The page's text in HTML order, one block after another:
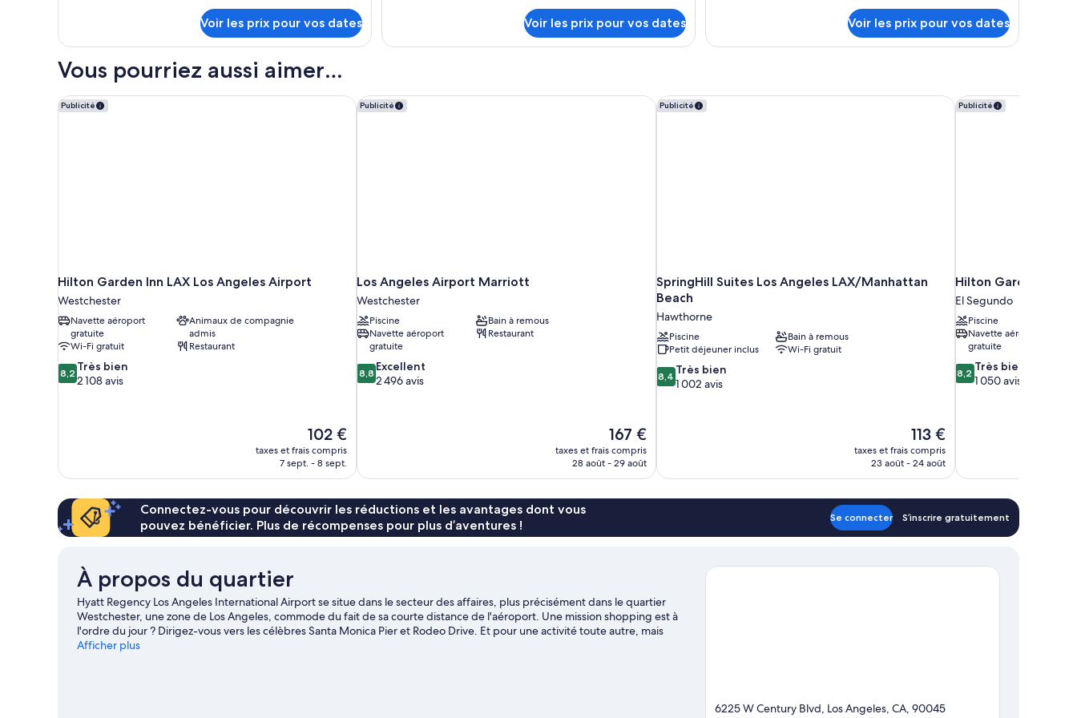
accessible
aux
personnes
à
mobilité
le
de
Chambre,
2
Voir les prix pour vos dates
type
2
grands
Voir les prix pour vos dates
grand
chambre
très
grand
Voir les prix pour vos dates
Vous pourriez aussi aimer…
Publicité
Hilton Garden Inn LAX Los Angeles Airport
Westchester
Navette aéroport
gratuite
Animaux de compagnie
admis
Wi-Fi gratuit
Restaurant
8.2
sur
8,2 Très bien
2 108 avis
Le
nouveau
prix
102 €
102 €
taxes et frais compris
7 sept. - 8 sept.
Hilton Garden Inn LAX Los Angeles Airport Publicité
Los Angeles Airport Marriott
Westchester
Piscine
Bain à remous
Navette aéroport
gratuite
Restaurant
8.8
sur
8,8 Excellent
2 496 avis
Le
nouveau
prix
167 €
167 €
taxes et frais compris
28 août - 29 août
Los Angeles Airport Marriott Publicité
SpringHill Suites Los Angeles LAX/Manhattan
Beach
Hawthorne
Piscine
Bain à remous
Petit déjeuner inclus
Wi-Fi gratuit
8.4
sur
8,4Très bien
1 002 avis
Le
nouveau
prix
113 €
113 €
taxes et frais compris
23 août - 24 août
SpringHill Suites Los Angeles LAX/Manhattan BeachPublicité
Hilton Garden Inn
El Segundo
Piscine
Navette aéroport
gratuite
8.2
sur
8,2 Très bien
1 050 avis
Hilton Garden Inn
Connectez-vous pour découvrir les réductions et les avantages dont vous
pouvez bénéficier. Plus de récompenses pour plus d’aventures !
Se connecter S’inscrire gratuitement
À propos du quartier
Hyatt Regency Los Angeles International Airport se situe dans le secteur des affaires, plus précisément dans le quartier
Westchester, une zone de Los Angeles, commode du fait de sa courte distance de l'aéroport. Une mission shopping est à
l'ordre du jour ? Dirigez-vous vers les célèbres Santa Monica Pier et Rodeo Drive. Et pour une activité toute autre, mais
tout aussi sympathique, l'emblématique Topgolf n'attend que vous ! Envie de vibrer le temps d'une soirée ? Consultez
Afficher plus
6225 W Century Blvd, Los Angeles, CA, 90045